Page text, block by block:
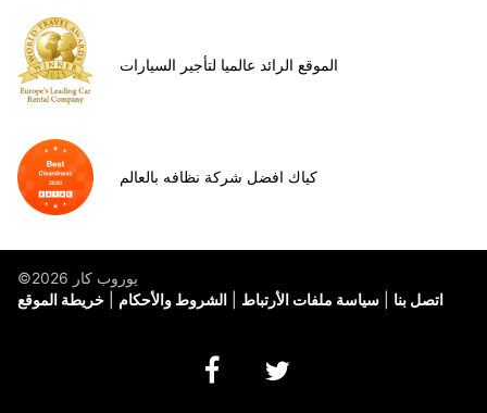
الموقع الرائد عالميا لتأجير السيارات
كياك افضل شركة نظافه بالعالم
©يوروب كار 2026
خريطة الموقع
الشروط والأحكام سياسة ملفات الأرتباط اتصل بنا